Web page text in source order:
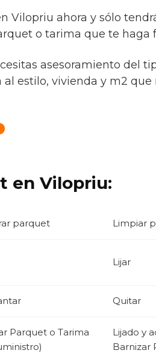
Vilopriu ahora y sólo
o tarima que te haga
asesoramiento del
al estilo, vivienda y m2
en Vilopriu:
parquet Limpiar
Lijar
Quitar
Parquet o Tarima
Lijado y
Barnizar